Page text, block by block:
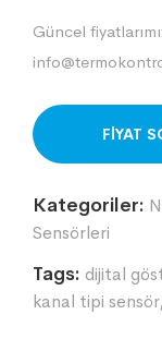
Güncel
ORDER
Kategoriler:
Sensörleri
Tags: dijital
kanal tipi sensör,